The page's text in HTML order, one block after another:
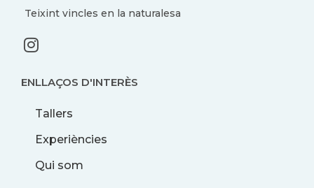
Teixint vincles en la naturalesa
ENLLAÇOS D'INTERÈS
Tallers
Experiències
Qui som